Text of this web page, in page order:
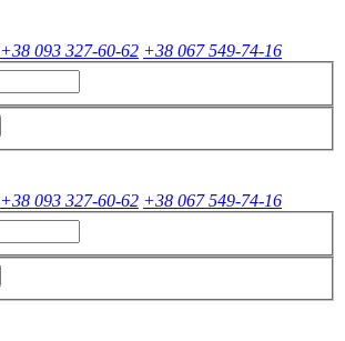
+38 093 327-60-62 +38 067 549-74-16
+38 093 327-60-62 +38 067 549-74-16